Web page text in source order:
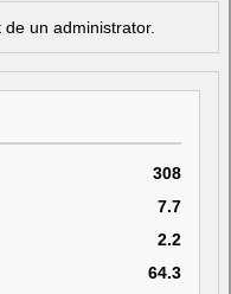
un administrator.
308
7.7
2.2
64.3